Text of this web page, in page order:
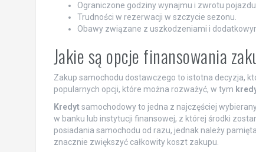
Ograniczone godziny wynajmu i zwrotu pojazdu.
Trudności w rezerwacji w szczycie sezonu.
Obawy związane z uszkodzeniami i
Jakie są opcje finansowania
Zakup samochodu dostawczego to istotna decyzja,
popularnych opcji, które można rozważyć, w tym
Kredytsamochodowy to jedna z najczęściej
w banku lub instytucji finansowej, z której środki
posiadania samochodu od razu, jednak należy
znacznie zwiększyć całkowity koszt zakupu.